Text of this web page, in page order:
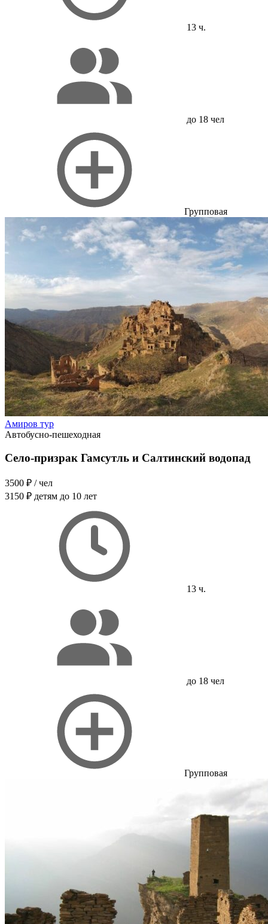
13 ч.
до 18 чел
Групповая
Амиров тур
Автобусно-пешеходная
Село-призрак Гамсутль и Салтинский водопад
3500 ₽ / чел
3150 ₽ детям до 10 лет
13 ч.
до 18 чел
Групповая